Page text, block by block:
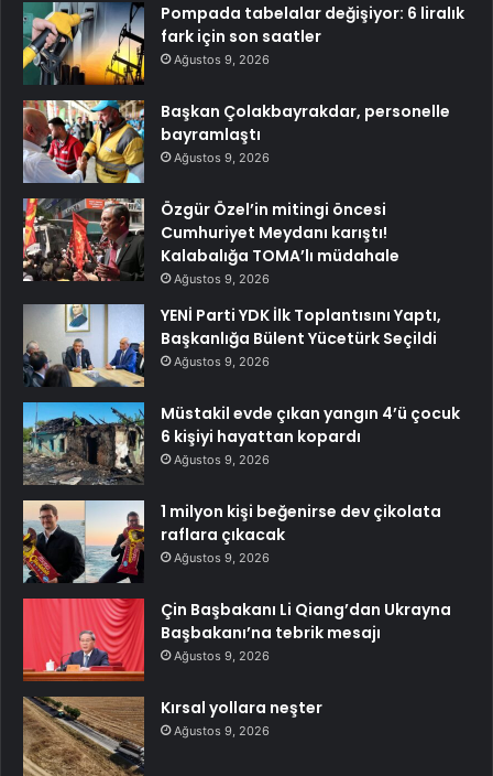
Pompada tabelalar değişiyor: 6 liralık
fark için son saatler
Ağustos 9, 2026
Başkan Çolakbayrakdar, personelle
bayramlaştı
Ağustos 9, 2026
Özgür Özel’in mitingi öncesi
Cumhuriyet Meydanı karıştı!
Kalabalığa TOMA’lı müdahale
Ağustos 9, 2026
YENİ Parti YDK İlk Toplantısını Yaptı,
Başkanlığa Bülent Yücetürk Seçildi
Ağustos 9, 2026
Müstakil evde çıkan yangın 4’ü çocuk
6 kişiyi hayattan kopardı
Ağustos 9, 2026
1 milyon kişi beğenirse dev çikolata
raflara çıkacak
Ağustos 9, 2026
Çin Başbakanı Li Qiang’dan Ukrayna
Başbakanı’na tebrik mesajı
Ağustos 9, 2026
Kırsal yollara neşter
Ağustos 9, 2026